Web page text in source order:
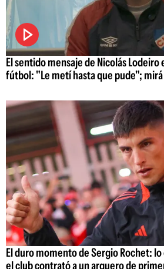
El sentido mensaje de Nicolás Lodeiro
fútbol: "Le metí hasta que pude";
El duro momento de Sergio Rochet:
el club contrató a un arquero de